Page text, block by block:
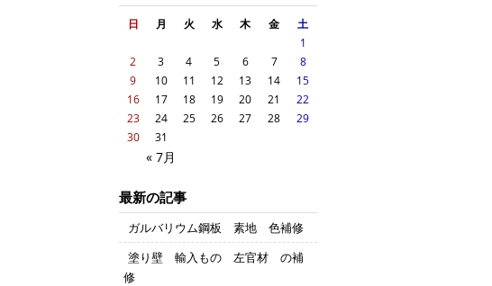
日 月 火 水 木 金 土
« 7月
1
2
3 4 5 6 7
8
9
10 11 12 13 14
15
16
17 18 19 20 21
22
23
24 25 26 27 28
29
30
31
最新の記事
ガルバリウム鋼板 素地 色補修
塗り壁 輸入もの 左官材 の補
修